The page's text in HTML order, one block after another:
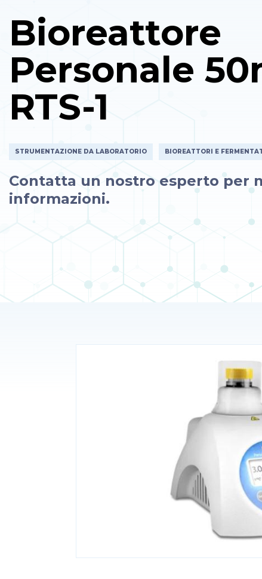
Bioreattore
Personale
RTS-1
STRUMENTAZIONE DA LABORATORIO BIOREATTORI E
Contatta un nostro esperto per
informazioni.